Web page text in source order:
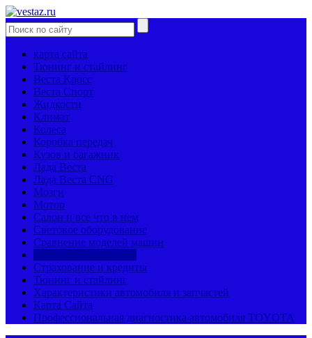
карта сайта
Тюнинг и стайлинг
Веста Кросс
Веста Спорт
Жидкости
Климат
Колеса
Коробка передач
Кузов и багажник
Лада Веста
Лада Веста CNG
Мозги
Мотор
Салон и все что в нем
Световое оборудование
Сравнение моделей машин
Страхование и кредиты
Тюнинг и стайлинг
Характеристики автомобиля и запчастей
Карта Сайта
Профессиональная диагностика автомобиля TOYOTA